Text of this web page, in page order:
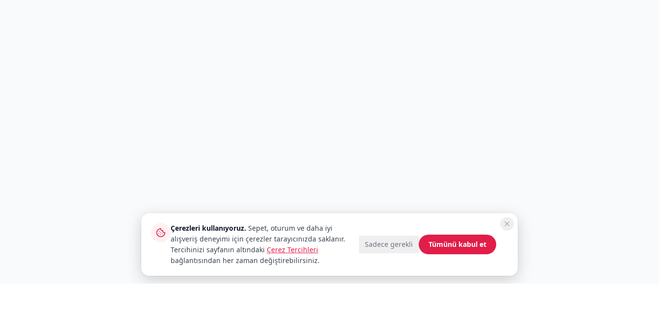
Çerezleri kullanıyoruz. Sepet, oturum ve daha iyi
alışveriş deneyimi için çerezler tarayıcınızda saklanır.
Tercihinizi sayfanın altındaki Çerez Tercihleri
bağlantısından her zaman değiştirebilirsiniz.
Sadece gerekli Tümünü kabul et